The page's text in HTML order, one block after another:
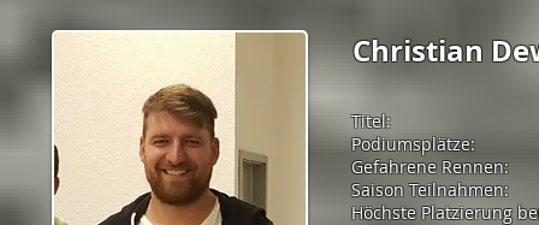
Christian
Titel:
Podiumsplätze:
Gefahrene Rennen:
Saison Teilnahmen:
Höchste Platzierung